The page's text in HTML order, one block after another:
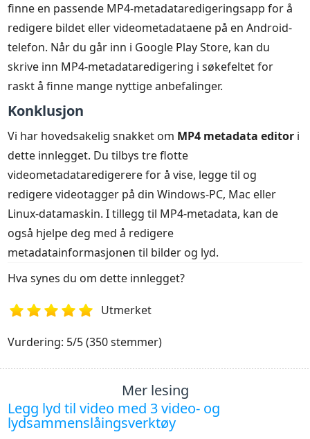
finne en passende MP4-metadataredigeringsapp for å
redigere bildet eller videometadataene på en Android-
telefon. Når du går inn i Google Play Store, kan du
skrive inn MP4-metadataredigering i søkefeltet for
raskt å finne mange nyttige anbefalinger.
Konklusjon
Vi har hovedsakelig snakket om MP4 metadata editor i
dette innlegget. Du tilbys tre flotte
videometadataredigerere for å vise, legge til og
redigere videotagger på din Windows-PC, Mac eller
Linux-datamaskin. I tillegg til MP4-metadata, kan de
også hjelpe deg med å redigere
metadatainformasjonen til bilder og lyd.
Hva synes du om dette innlegget?
1 2 3 5
Utmerket
Vurdering: 5/5 (350 stemmer)
Mer lesing
Legg lyd til video med 3 video- og
lydsammenslåingsverktøy